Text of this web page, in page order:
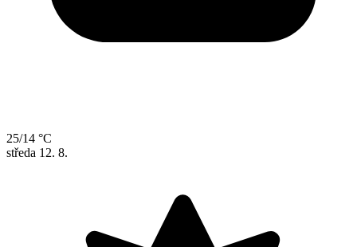
25/14 °C
středa 12. 8.